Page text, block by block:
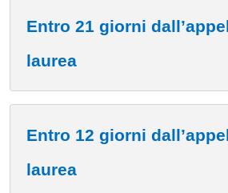
Entro 21 giorni
laurea
Entro 12 giorni
laurea